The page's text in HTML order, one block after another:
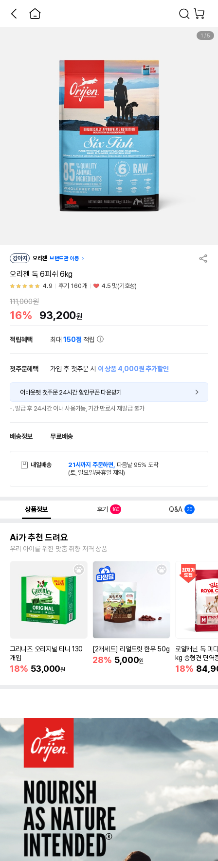
1 / 5
강아지 오리젠 브랜드관 이동
오리젠 독 6피쉬 6kg
4.9 후기 160개 4.5 맛(기호성)
111,000원
16% 93,200원
적립혜택 최대150점 적립
첫주문혜택 가입 후 첫주문 시 이 상품 4,000원 추가할인
어바웃펫 첫주문 24시간 할인쿠폰 다운받기
-. 발급 후 24시간 이내 사용가능, 기간 만료시 재발급 불가
배송정보 무료배송
내일배송 21시까지 주문하면, 다음날 95% 도착
(토, 일요일/공휴일 제외)
상품정보 후기 160 Q&A 30
Ai가 추천 드려요
우리 아이를 위한 맞춤 취향 저격 상품
그리니즈 오리지널 티니 130
개입
18% 53,000원
[2개세트] 리얼트릿 한우 50g
28% 5,000원
로얄캐닌 독 미
kg 중형견 면역
18%